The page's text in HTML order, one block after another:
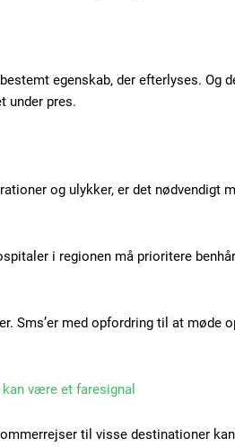
Plans
Ut mollis
egenskab, der efterlyses. Og
under pres.
og ulykker, er det nødvendigt
i regionen må prioritere
Sms’er med opfordring til at møde
være et faresignal
til visse destinationer kan